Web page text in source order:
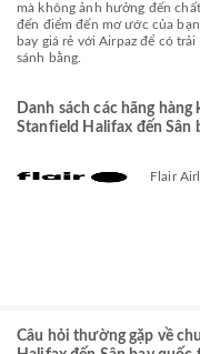
mà không ảnh hưởng đến
đến điểm đến mơ ước của
bay giá rẻ với Airpaz để có
sánh bằng.
Danh sách các hãng
Stanfield Halifax đến Sân
Flair
Câu hỏi thường gặp về